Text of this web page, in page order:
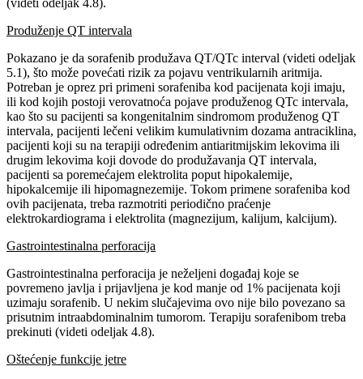
(videti odeljak 4.8).
Produženje QT intervala
Pokazano je da sorafenib produžava QT/QTc interval (videti odeljak
5.1), što može povećati rizik za pojavu ventrikularnih aritmija.
Potreban je oprez pri primeni sorafeniba kod pacijenata koji imaju,
ili kod kojih postoji verovatnoća pojave produženog QTc intervala,
kao što su pacijenti sa kongenitalnim sindromom produženog QT
intervala, pacijenti lečeni velikim kumulativnim dozama antraciklina,
pacijenti koji su na terapiji određenim antiaritmijskim lekovima ili
drugim lekovima koji dovode do produžavanja QT intervala,
pacijenti sa poremećajem elektrolita poput hipokalemije,
hipokalcemije ili hipomagnezemije. Tokom primene sorafeniba kod
ovih pacijenata, treba razmotriti periodično praćenje
elektrokardiograma i elektrolita (magnezijum, kalijum, kalcijum).
Gastrointestinalna perforacija
Gastrointestinalna perforacija je neželjeni događaj koje se
povremeno javlja i prijavljena je kod manje od 1% pacijenata koji
uzimaju sorafenib. U nekim slučajevima ovo nije bilo povezano sa
prisutnim intraabdominalnim tumorom. Terapiju sorafenibom treba
prekinuti (videti odeljak 4.8).
Oštećenje funkcije jetre